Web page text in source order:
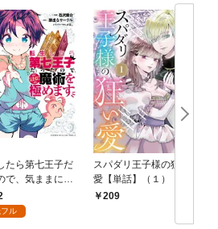
たら第七王子だ
で、気ままに魔
めます（１）
ル
スパダリ王子様の狂い
愛【単話】（１）
209